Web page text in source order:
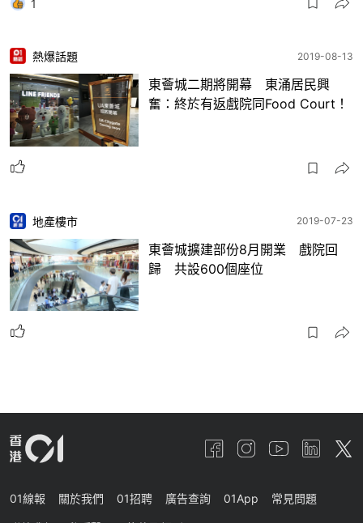
1
熱爆話題 2019-08-13
東薈城二期將開幕 東涌居民興
奮：終於有返戲院同Food Court！
地產樓市 2019-07-23
東薈城擴建部份8月開業 戲院回
歸 共設600個座位
01線報 關於我們 01招聘 廣告查詢 01App 常見問題